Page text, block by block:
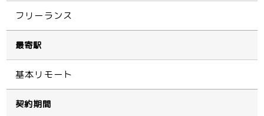
フリーランス
最寄駅
基本リモート
契約期間